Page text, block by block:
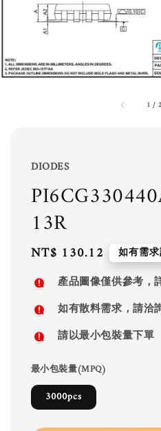
1 / 2
DIODES
13R
Regular
price
NT$ 130.12 如有需
產品圖像僅供參考，
如有散料需求，請洽
請以最小包裝量下單
最小包裝量(MPQ)
3000pcs